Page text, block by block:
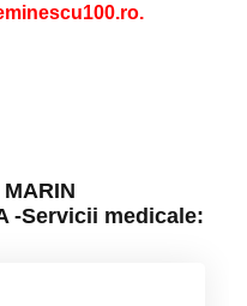
-Servicii medicale: